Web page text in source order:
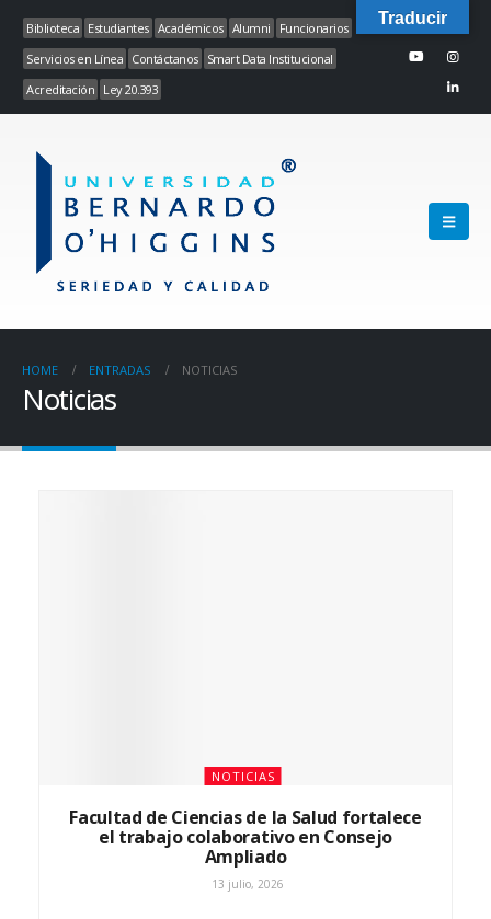
Biblioteca Estudiantes Académicos Alumni
Funcionarios
Servicios en Línea Contáctanos
Smart Data Institucional
Acreditación Ley 20.393
HOME ENTRADAS NOTICIAS
Noticias
NOTICIAS
Facultad de Ciencias de la Salud fortalece
el trabajo colaborativo en Consejo
Ampliado
13 julio, 2026
Traducir